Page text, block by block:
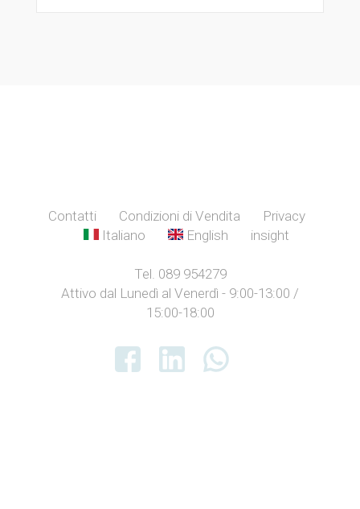
Contatti Condizioni di Vendita
Privacy
Italiano
English insight
Tel. 089 954279
Attivo dal Lunedì al Venerdì - 9:00-13:00 /
15:00-18:00